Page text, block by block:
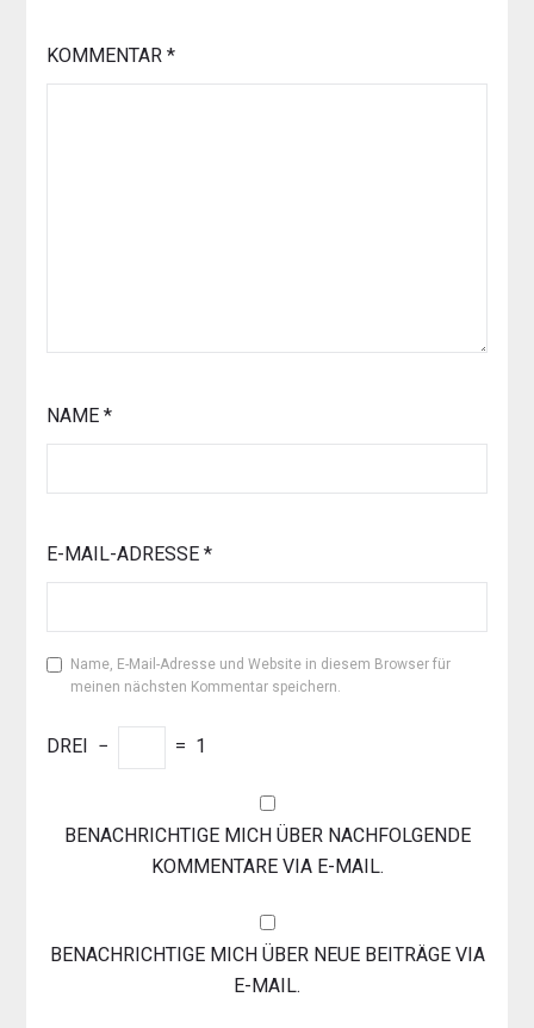
KOMMENTAR *
NAME *
E-MAIL-ADRESSE *
Name, E-Mail-Adresse und Website in diesem Browser für
meinen nächsten Kommentar speichern.
DREI − = 1
BENACHRICHTIGE MICH ÜBER NACHFOLGENDE
KOMMENTARE VIA E-MAIL.
BENACHRICHTIGE MICH ÜBER NEUE BEITRÄGE VIA
E-MAIL.